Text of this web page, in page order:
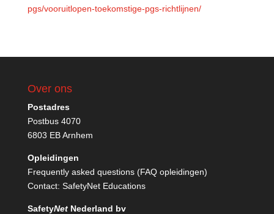
pgs/vooruitlopen-toekomstige-pgs-richtlijnen/
Over ons
Postadres
Postbus 4070
6803 EB Arnhem
Opleidingen
Frequently asked questions (FAQ opleidingen)
Contact: SafetyNet Educations
SafetyNetNederland bv